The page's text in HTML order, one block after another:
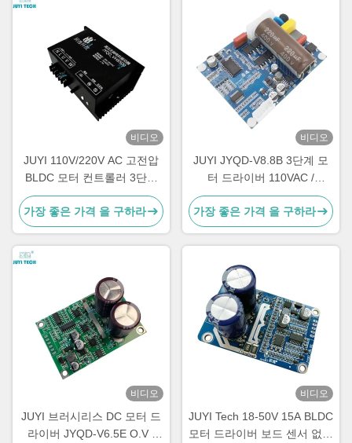
비디오
JUYI 110V/220V AC 고전압
BLDC 모터 컨트롤러 3단계
브러시리스 모터용 속도 컨트
롤러
가장 좋은 가격 을 구하라
비디오
JUYI JYQD-V8.8B 3단계 모
터 드라이버 110VAC /
220VAC 입력 센서 없는 Bldc
드라이버 보드
가장 좋은 가격 을 구하라
비디오
JUYI 브러시리스 DC 모터 드
라이버 JYQD-V6.5E O.V /
비디오
JUYI Tech 18-50V 15A BLDC
모터 드라이버 보드 센서 없는